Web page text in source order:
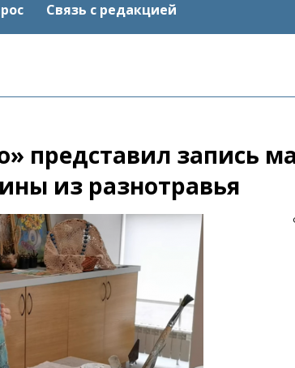
Связь с редакцией
запись
из разнотравья